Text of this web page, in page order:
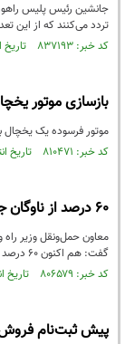
تردد می‌کنند که از این تعداد کمتر از ۱۰ درصد در لیست
کد خبر: ۸۳۷۱۹۳ تاریخ انتشار : ۱۴۰۲/۱۰/۱۰
بازسازی موتور
موتور فرسوده یک
کد خبر: ۸۱۰۴۷۱ تاریخ انتشار : ۱۴۰۱/۱۰/۱۹
۶۰ درصد از ناوگان جاده ای فرسوده هستند
معاون حمل‌ونقل وزیر راه
گفت: هم اکنون ۶۰ درصد ناوگان جاده‌ای فرسوده است.
کد خبر: ۸۰۶۵۷۹ تاریخ انتشار : ۱۴۰۱/۰۹/۲۲
پیش ثبت‌نام فروش